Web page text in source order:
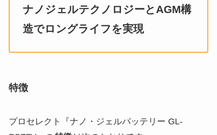
ナノジェルテクノロジーとAGM構
造でロングライフを実現
特徴
プロセレクト『ナノ・ジェルバッテリー GL-